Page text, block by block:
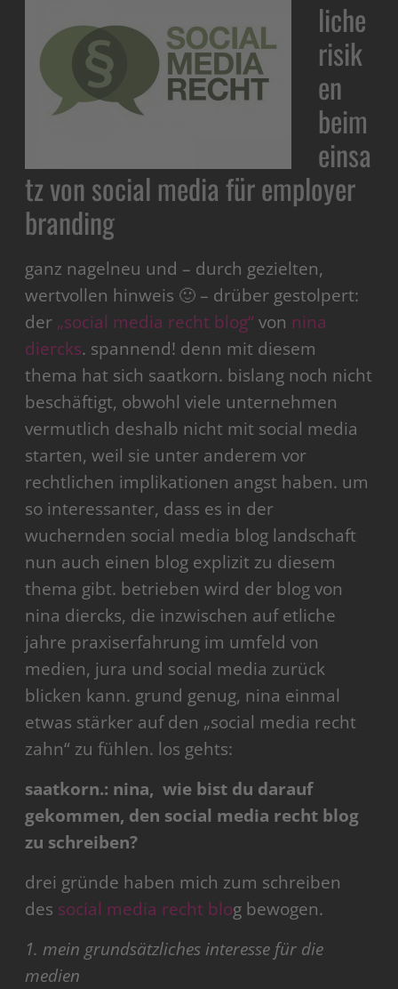
liche
risik
en
beim
einsa
tz von social media für employer
branding
ganz nagelneu und – durch gezielten,
wertvollen hinweis 🙂 – drüber gestolpert:
der „social media recht blog“ von nina
diercks. spannend! denn mit diesem
thema hat sich saatkorn. bislang noch nicht
beschäftigt, obwohl viele unternehmen
vermutlich deshalb nicht mit social media
starten, weil sie unter anderem vor
rechtlichen implikationen angst haben. um
so interessanter, dass es in der
wuchernden social media blog landschaft
nun auch einen blog explizit zu diesem
thema gibt. betrieben wird der blog von
nina diercks, die inzwischen auf etliche
jahre praxiserfahrung im umfeld von
medien, jura und social media zurück
blicken kann. grund genug, nina einmal
etwas stärker auf den „social media recht
zahn“ zu fühlen. los gehts:
saatkorn.: nina, wie bist du darauf
gekommen, den social media recht blog
zu schreiben?
drei gründe haben mich zum schreiben
des social media recht blog bewogen.
1. mein grundsätzliches interesse für die
medien